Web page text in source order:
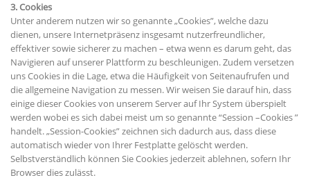
3. Cookies
Unter anderem nutzen wir so genannte „Cookies”, welche dazu
dienen, unsere Internetpräsenz insgesamt nutzerfreundlicher,
effektiver sowie sicherer zu machen – etwa wenn es darum geht, das
Navigieren auf unserer Plattform zu beschleunigen. Zudem versetzen
uns Cookies in die Lage, etwa die Häufigkeit von Seitenaufrufen und
die allgemeine Navigation zu messen. Wir weisen Sie darauf hin, dass
einige dieser Cookies von unserem Server auf Ihr System überspielt
werden wobei es sich dabei meist um so genannte “Session –Cookies ”
handelt. „Session-Cookies” zeichnen sich dadurch aus, dass diese
automatisch wieder von Ihrer Festplatte gelöscht werden.
Selbstverständlich können Sie Cookies jederzeit ablehnen, sofern Ihr
Browser dies zulässt.